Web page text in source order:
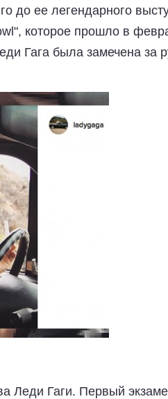
до ее легендарного
которое прошло в
Гага была замечена за
Леди Гаги. Первый